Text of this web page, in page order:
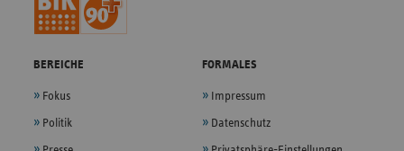
BEREICHE
Fokus
Politik
FORMALES
Impressum
Datenschutz